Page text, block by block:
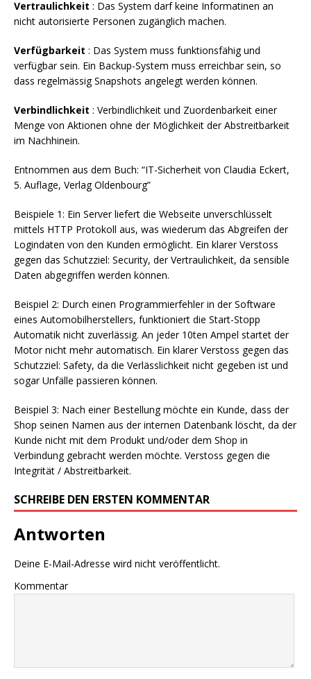
Vertraulichkeit : Das System darf keine Informatinen an
nicht autorisierte Personen zugänglich machen.
Verfügbarkeit : Das System muss funktionsfähig und
verfügbar sein. Ein Backup-System muss erreichbar sein, so
dass regelmässig Snapshots angelegt werden können.
Verbindlichkeit : Verbindlichkeit und Zuordenbarkeit einer
Menge von Aktionen ohne der Möglichkeit der Abstreitbarkeit
im Nachhinein.
Entnommen aus dem Buch: “IT-Sicherheit von Claudia Eckert,
5. Auflage, Verlag Oldenbourg”
Beispiele 1: Ein Server liefert die Webseite unverschlüsselt
mittels HTTP Protokoll aus, was wiederum das Abgreifen der
Logindaten von den Kunden ermöglicht. Ein klarer Verstoss
gegen das Schutzziel: Security, der Vertraulichkeit, da sensible
Daten abgegriffen werden können.
Beispiel 2: Durch einen Programmierfehler in der Software
eines Automobilherstellers, funktioniert die Start-Stopp
Automatik nicht zuverlässig. An jeder 10ten Ampel startet der
Motor nicht mehr automatisch. Ein klarer Verstoss gegen das
Schutzziel: Safety, da die Verlässlichkeit nicht gegeben ist und
sogar Unfälle passieren können.
Beispiel 3: Nach einer Bestellung möchte ein Kunde, dass der
Shop seinen Namen aus der internen Datenbank löscht, da der
Kunde nicht mit dem Produkt und/oder dem Shop in
Verbindung gebracht werden möchte. Verstoss gegen die
Integrität / Abstreitbarkeit.
SCHREIBE DEN ERSTEN KOMMENTAR
Antworten
Deine E-Mail-Adresse wird nicht veröffentlicht.
Kommentar